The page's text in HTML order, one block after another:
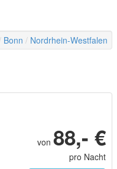
Bonn Nordrhein-Westfalen
von 88,- €
pro Nacht